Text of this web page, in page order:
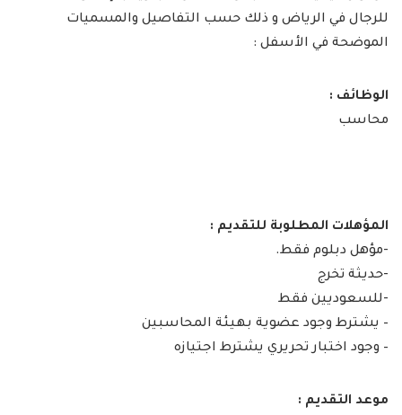
للرجال في الرياض و ذلك حسب التفاصيل والمسميات
الموضحة في الأسفل :
الوظائف :
محاسب
المؤهلات المطلوبة للتقديم :
-مؤهل دبلوم فقط.
-حديثة تخرج
-للسعوديين فقط
– يشترط وجود عضوية بهيئة المحاسبين
– وجود اختبار تحريري يشترط اجتيازه
موعد التقديم :